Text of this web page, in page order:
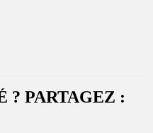
? PARTAGEZ :